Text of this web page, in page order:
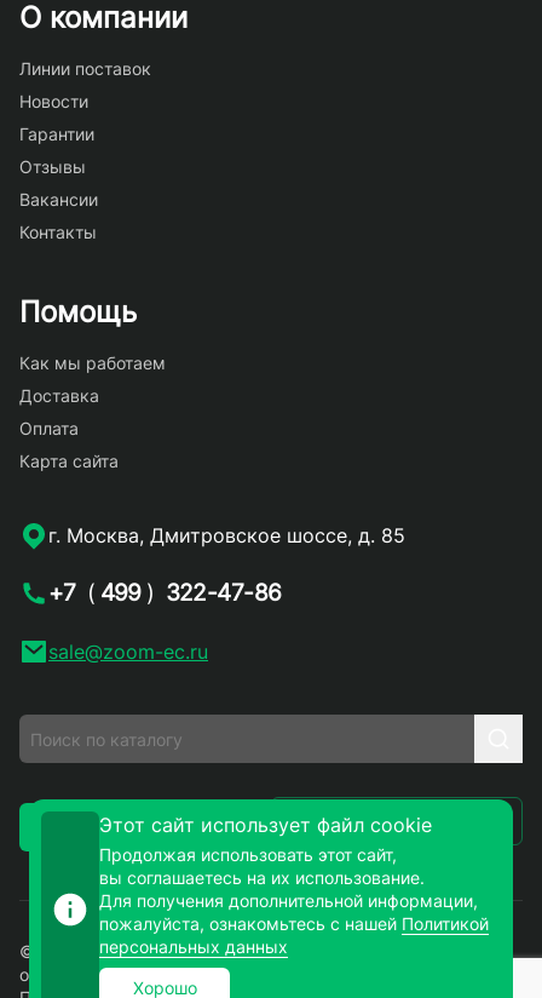
О компании
Линии поставок
Новости
Гарантии
Отзывы
Вакансии
Контакты
Помощь
Как мы работаем
Доставка
Оплата
Карта сайта
г. Москва, Дмитровское шоссе, д. 85
+7 ( 499 ) 322-47-86
sale@zoom-ec.ru
Заказать звонок Написать письмо
© 2026. ЗУМ-СМД – продажа электронных компонентов
оптом и в розницу. Все права защищены.
Этот сайт использует файл cookie
Продолжая использовать этот сайт,
вы соглашаетесь на их использование.
Для получения дополнительной информации,
пожалуйста, ознакомьтесь с нашей Политикой
персональных данных
Хорошо